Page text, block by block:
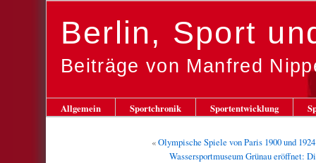
Berlin, Sport
Beiträge von Manfred
Allgemein Sportchronik Sportentwicklung
«Olympische Spiele von Paris 1900 und 1924
Wassersportmuseum Grünau eröffnet: